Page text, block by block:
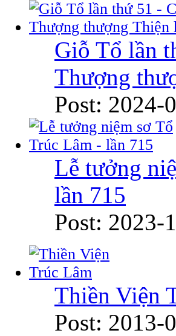
Giỗ Tổ lần
Thượng
Post: 2024-
Lễ tưởng
lần 715
Post: 2023-
Thiền Viện
Post: 2013-